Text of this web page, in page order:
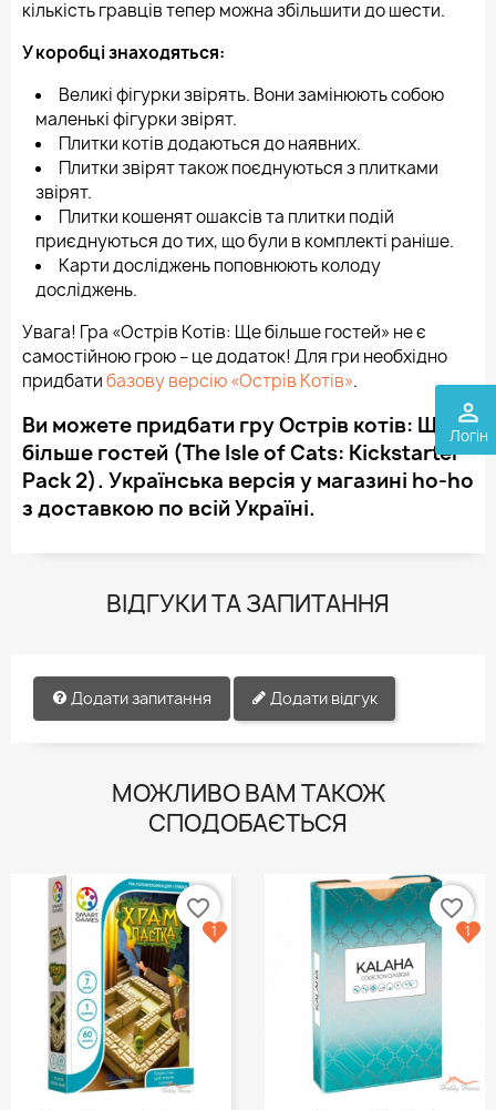
perm_identity
Логін
кількість гравців тепер можна збільшити до шести.
У коробці знаходяться:
Великі фігурки звірять. Вони замінюють собою
маленькі фігурки звірят.
Плитки котів додаються до наявних.
Плитки звірят також поєднуються з плитками
звірят.
Плитки кошенят ошаксів та плитки подій
приєднуються до тих, що були в комплекті раніше.
Карти досліджень поповнюють колоду
досліджень.
Увага! Гра «Острів Котів: Ще більше гостей» не є
самостійною грою – це додаток! Для гри необхідно
придбатибазову версію «Острів Котів».
Ви можете придбати гру Острів котів: Ще
більше гостей (The Isle of Cats: Kickstarter
Pack 2). Українська версія у магазині ho-ho
з доставкою по всій Україні.
ВІДГУКИ ТА ЗАПИТАННЯ
Додати запитання Додати відгук
МОЖЛИВО ВАМ ТАКОЖ
СПОДОБАЄТЬСЯ
favorite_border
1
favorite_border
1